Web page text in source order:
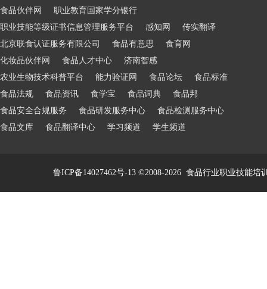
食品伙伴网
职业教育国家学分银行
职业技能等级证书信息管理服务平台
感知网
传实翻译
北京联食认证服务有限公司
食品有意思
食育网
化妆品伙伴网
食品人才中心
济南智感
农业生物技术科普平台
能力验证网 食品论坛
食品标准
食品法规
食品资讯 食学宝 食品词典
食品邦
食品安全合规服务
食品研发服务中心
食品检测服务中心
食品文库
食品翻译中心 学习频道 学生频道
鲁ICP备14027462号-13©2008-2026 食品行业职业技能培